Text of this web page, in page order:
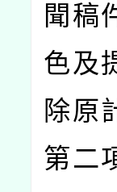
聞稿
色及
除原
第二